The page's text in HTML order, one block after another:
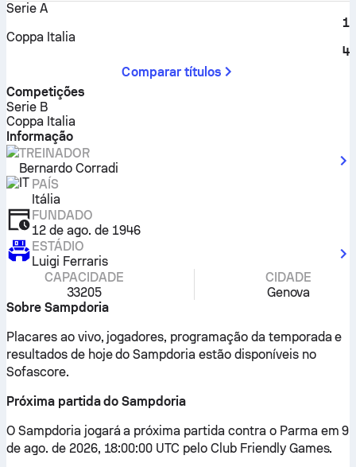
Serie A
1
Coppa Italia
4
Comparar títulos
Competições
Serie B
Coppa Italia
Informação
TREINADOR
Bernardo Corradi
PAÍS
Itália
FUNDADO
12 de ago. de 1946
ESTÁDIO
Luigi Ferraris
CAPACIDADE
33205
CIDADE
Genova
Sobre Sampdoria
Placares ao vivo, jogadores, programação da temporada e
resultados de hoje do Sampdoria estão disponíveis no
Sofascore.
Próxima partida do Sampdoria
O Sampdoria jogará a próxima partida contra o Parma em 9
de ago. de 2026, 18:00:00 UTC pelo Club Friendly Games.